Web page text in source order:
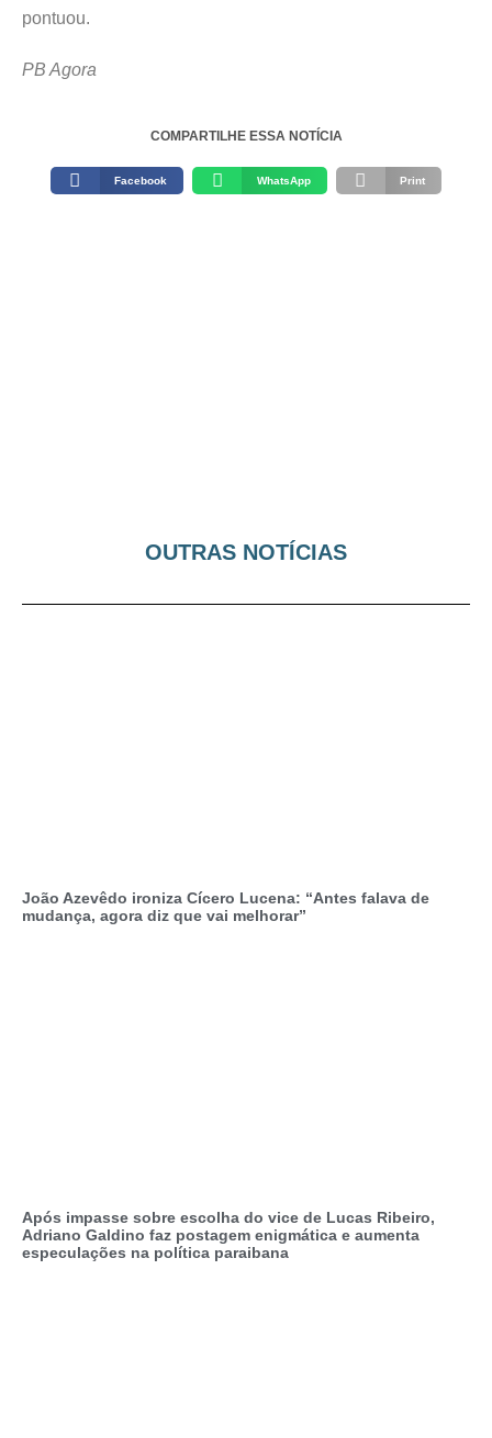
pontuou.
PB Agora
COMPARTILHE ESSA NOTÍCIA
Facebook WhatsApp Print
OUTRAS NOTÍCIAS
João Azevêdo ironiza Cícero Lucena: “Antes falava de
mudança, agora diz que vai melhorar”
Após impasse sobre escolha do vice de Lucas Ribeiro,
Adriano Galdino faz postagem enigmática e aumenta
especulações na política paraibana